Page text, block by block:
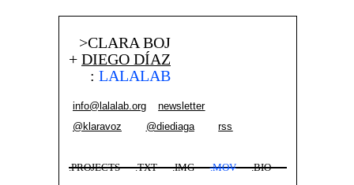
>CLARA BOJ
+ DIEGO DÍAZ
: LALALAB
info@lalalab.org
newsletter
@klaravoz
@diediaga rss
.PROJECTS .TXT .IMG .MOV .BIO